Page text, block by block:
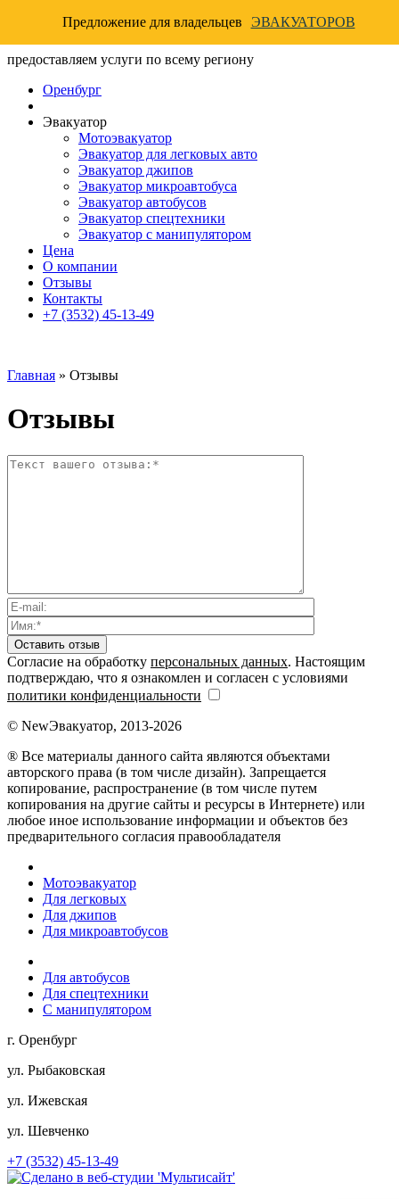
Предложение для владельцев ЭВАКУАТОРОВ
предоставляем услуги по всему региону
Оренбург
Эвакуатор
Мотоэвакуатор
Эвакуатор для легковых авто
Эвакуатор джипов
Эвакуатор микроавтобуса
Эвакуатор автобусов
Эвакуатор спецтехники
Эвакуатор с манипулятором
Цена
О компании
Отзывы
Контакты
+7 (3532) 45-13-49
Главная » Отзывы
Отзывы
Согласие на обработку персональных данных. Настоящим
подтверждаю, что я ознакомлен и согласен с условиями
политики конфиденциальности
© NewЭвакуатор, 2013-2026
® Все материалы данного сайта являются объектами
авторского права (в том числе дизайн). Запрещается
копирование, распространение (в том числе путем
копирования на другие сайты и ресурсы в Интернете) или
любое иное использование информации и объектов без
предварительного согласия правообладателя
Мотоэвакуатор
Для легковых
Для джипов
Для микроавтобусов
Для автобусов
Для спецтехники
С манипулятором
г. Оренбург
ул. Рыбаковская
ул. Ижевская
ул. Шевченко
+7 (3532) 45-13-49